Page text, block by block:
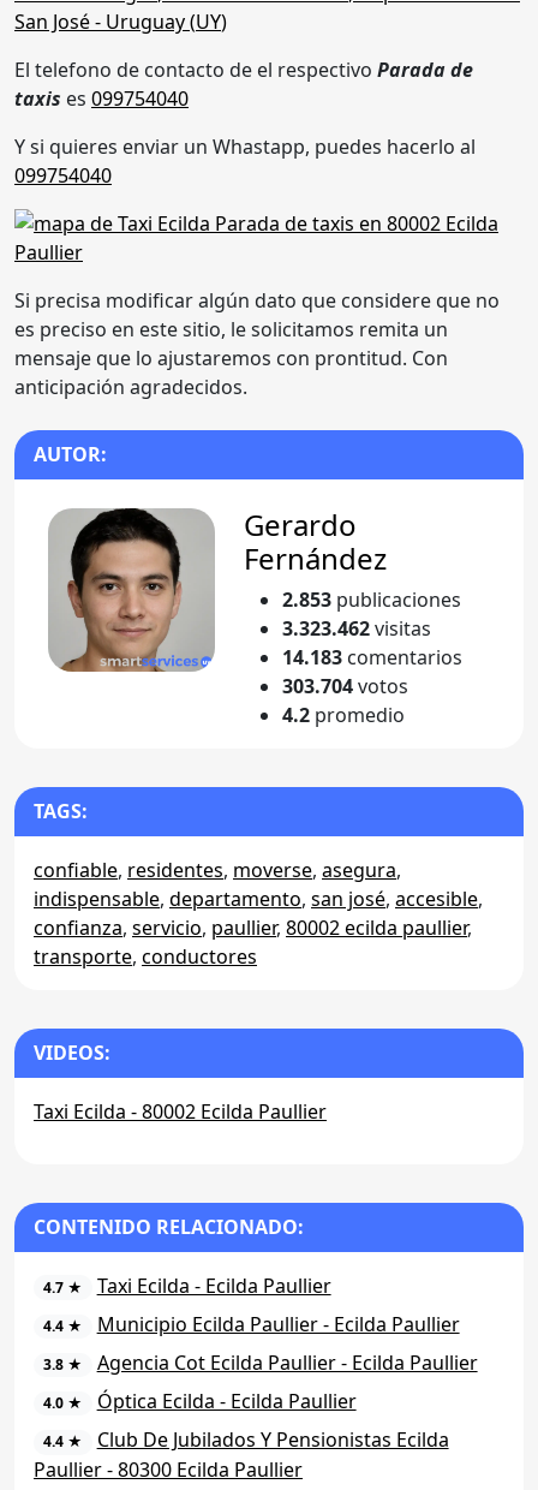
San José- Uruguay (UY)
El telefono de contacto de el respectivo Parada de
taxis es 099754040
Y si quieres enviar un Whastapp, puedes hacerlo al
099754040
Si precisa modificar algún dato que considere que no
es preciso en este sitio, le solicitamos remita un
mensaje que lo ajustaremos con prontitud. Con
anticipación agradecidos.
AUTOR:
Gerardo
Fernández
2.853 publicaciones
3.323.462visitas
14.183 comentarios
303.704votos
4.2 promedio
TAGS:
confiable, residentes, moverse, asegura,
indispensable, departamento, san josé, accesible,
confianza, servicio, paullier, 80002 ecilda paullier,
transporte, conductores
VIDEOS:
Taxi Ecilda - 80002 Ecilda Paullier
CONTENIDO RELACIONADO:
4.7 ★ Taxi Ecilda - Ecilda Paullier
4.4 ★ Municipio Ecilda Paullier - Ecilda Paullier
3.8 ★ Agencia Cot Ecilda Paullier - Ecilda Paullier
4.0 ★ Óptica Ecilda - Ecilda Paullier
4.4 ★
Club De Jubilados Y Pensionistas Ecilda
Paullier - 80300 Ecilda Paullier